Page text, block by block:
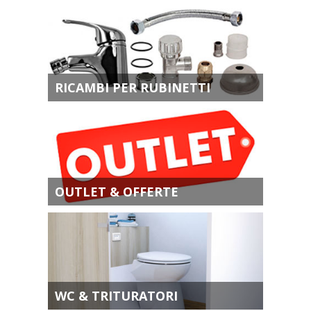
RICAMBI PER RUBINETTI
OUTLET & OFFERTE
WC & TRITURATORI